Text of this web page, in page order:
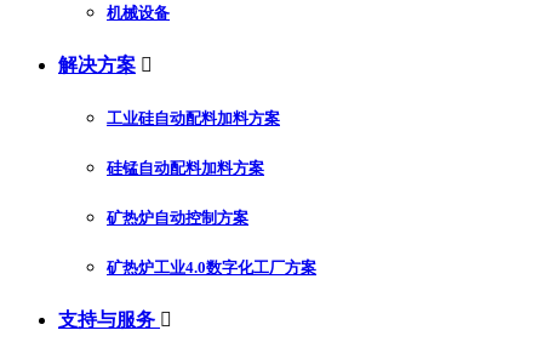
机械设备
解决方案 
工业硅自动配料加料方案
硅锰自动配料加料方案
矿热炉自动控制方案
矿热炉工业4.0数字化工厂方案
支持与服务 